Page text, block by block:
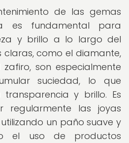
de las gemas
es fundamental para
y brillo a lo largo del
claras, como el diamante,
son especialmente
suciedad, lo que
y brillo. Es
regularmente las joyas
un paño suave y
el uso de productos